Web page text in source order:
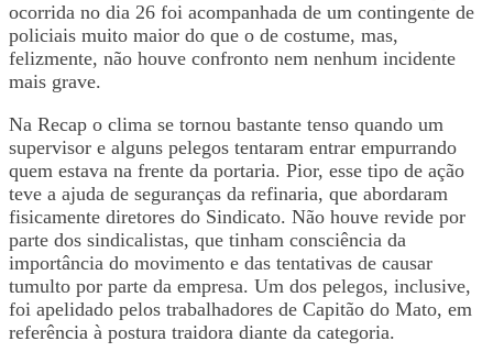
ocorrida no dia 26 foi acompanhada de um contingente de
policiais muito maior do que o de costume, mas,
felizmente, não houve confronto nem nenhum incidente
mais grave.
Na Recap o clima se tornou bastante tenso quando um
supervisor e alguns pelegos tentaram entrar empurrando
quem estava na frente da portaria. Pior, esse tipo de ação
teve a ajuda de seguranças da refinaria, que abordaram
fisicamente diretores do Sindicato. Não houve revide por
parte dos sindicalistas, que tinham consciência da
importância do movimento e das tentativas de causar
tumulto por parte da empresa. Um dos pelegos, inclusive,
foi apelidado pelos trabalhadores de Capitão do Mato, em
referência à postura traidora diante da categoria.